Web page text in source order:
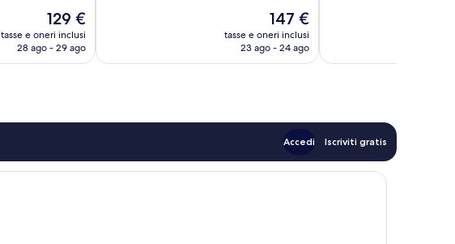
Il
prezzo
attuale
129 €
tasse e oneri inclusi
28 ago - 29 ago
Il
prezzo
attuale
147 €
tasse e oneri inclusi
23 ago - 24 ago
Accedi Iscriviti gratis